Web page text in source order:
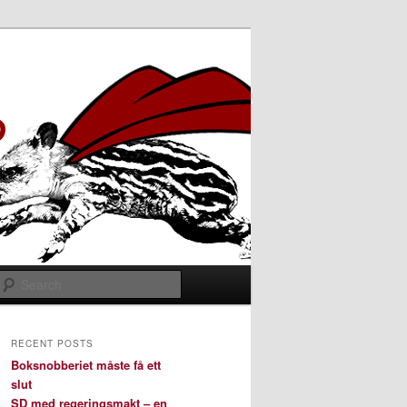
RECENT POSTS
Boksnobberiet måste få ett
slut
SD med regeringsmakt – en